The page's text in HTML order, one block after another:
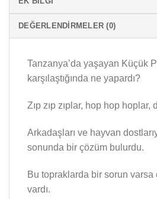
DEĞERLENDIRMELER (0)
Tanzanya’da yaşayan Küçük
karşılaştığında ne yapardı?
Zıp zıp zıplar, hop hop hoplar,
Arkadaşları ve hayvan
sonunda bir çözüm bulurdu.
Bu topraklarda bir sorun varsa
vardı.